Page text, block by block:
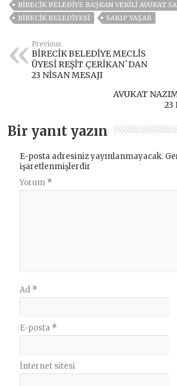
BIRECIK BELEDIYE BAŞKAN VEKILI AVUKAT
BIRECIK BELEDIYESI
SAKIP YAŞAR
Previous
BİRECİK BELEDİYE MECLİS
ÜYESİ REŞİT ÇERİKAN`DAN
23 NİSAN MESAJI
AVUKAT
23
Bir yanıt yazın
E-posta adresiniz yayınlanmayacak.
işaretlenmişlerdir
Yorum *
Ad *
E-posta *
İnternet sitesi